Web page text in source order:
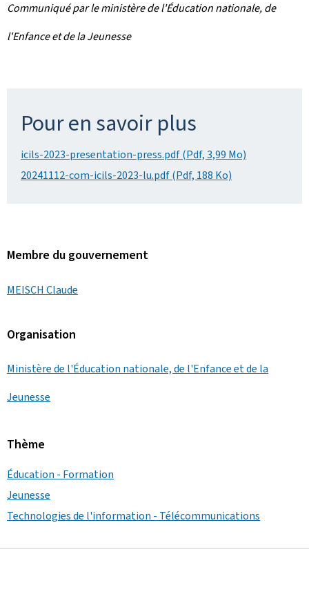
Communiqué par le ministère de l'Éducation nationale, de
l'Enfance et de la Jeunesse
Pour en savoir plus
icils-2023-presentation-press.pdf (Pdf, 3,99 Mo)
20241112-com-icils-2023-lu.pdf (Pdf, 188 Ko)
Membre du gouvernement
MEISCH Claude
Organisation
Ministère de l'Éducation nationale, de l'Enfance et de la
Jeunesse
Thème
Éducation - Formation
Jeunesse
Technologies de l'information - Télécommunications